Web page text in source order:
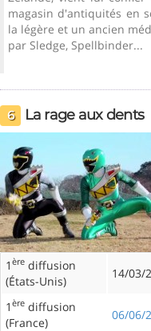
magasin d'antiquités en
la légère et un ancien
par Sledge, Spellbinder...
6 La rage aux dents
1 ère diffusion
(États-Unis)
14/03/
1 ère diffusion
(France)
06/06/